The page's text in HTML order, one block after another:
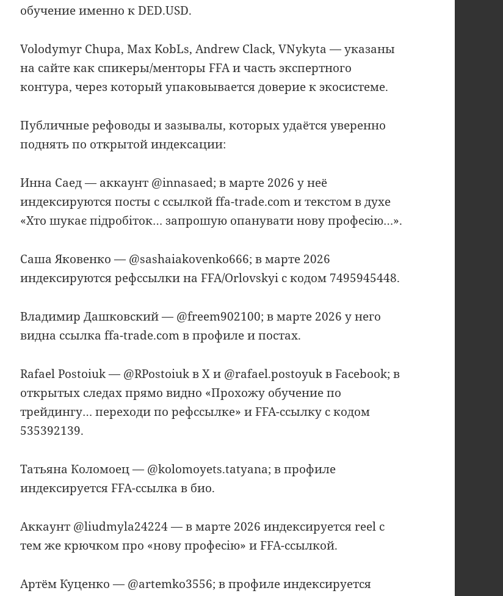
обучение именно к DED.USD.
Volodymyr Chupa, Max KobLs, Andrew Clack, VNykyta — указаны
на сайте как спикеры/менторы FFA и часть экспертного
контура, через который упаковывается доверие к экосистеме.
Публичные рефоводы и зазывалы, которых удаётся уверенно
поднять по открытой индексации:
Инна Саед — аккаунт @innasaed; в марте 2026 у неё
индексируются посты с ссылкой ffa-trade.com и текстом в духе
«Хто шукає підробіток… запрошую опанувати нову професію…».
Саша Яковенко — @sashaiakovenko666; в марте 2026
индексируются рефссылки на FFA/Orlovskyi с кодом 7495945448.
Владимир Дашковский — @freem902100; в марте 2026 у него
видна ссылка ffa-trade.com в профиле и постах.
Rafael Postoiuk — @RPostoiuk в X и @rafael.postoyuk в Facebook; в
открытых следах прямо видно «Прохожу обучение по
трейдингу… переходи по рефссылке» и FFA-ссылку с кодом
535392139.
Татьяна Коломоец — @kolomoyets.tatyana; в профиле
индексируется FFA-ссылка в био.
Аккаунт @liudmyla24224 — в марте 2026 индексируется reel с
тем же крючком про «нову професію» и FFA-ссылкой.
Артём Куценко — @artemko3556; в профиле индексируется